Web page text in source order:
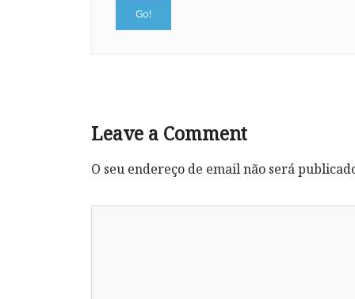
Leave a Comment
O seu endereço de email não será